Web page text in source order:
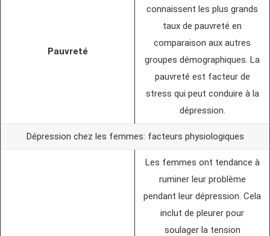
Pauvreté
connaissent les plus grands
taux de pauvreté en
comparaison aux autres
groupes démographiques. La
pauvreté est facteur de
stress qui peut conduire à la
dépression.
Dépression chez les femmes: facteurs physiologiques
Les femmes ont tendance à
ruminer leur problème
pendant leur dépression. Cela
inclut de pleurer pour
soulager la tension